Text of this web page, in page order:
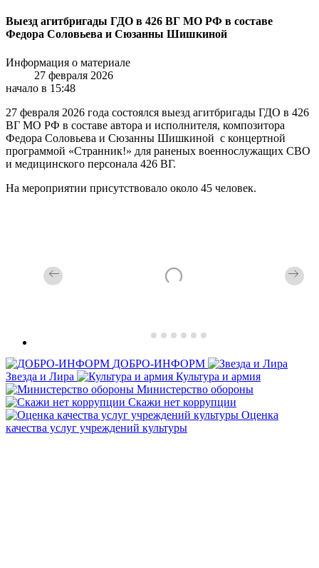
Выезд агитбригады ГДО в 426 ВГ МО РФ в составе
Федора Соловьева и Сюзанны Шишкиной
Информация о материале
27 февраля 2026
начало в 15:48
27 февраля 2026 года состоялся выезд агитбригады ГДО в 426
ВГ МО РФ в составе автора и исполнителя, композитора
Федора Соловьева и Сюзанны Шишкиной с концертной
программой «Странник!» для раненых военнослужащих СВО
и медицинского персонала 426 ВГ.
На мероприятии присутствовало около 45 человек.
ДОБРО-ИНФОРМ
Звезда и Лира
Культура и армия
Министерство обороны
Скажи нет коррупции
Оценка
качества услуг учреждений культуры